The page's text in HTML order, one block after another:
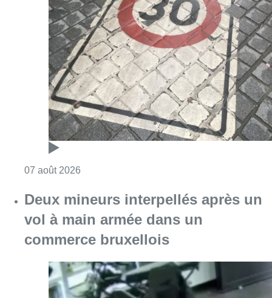
07 août 2026
Deux mineurs interpellés après un
vol à main armée dans un
commerce bruxellois